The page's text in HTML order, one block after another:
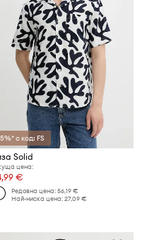
с код: FS
Solid
цена:
€
Редовна цена:56,19 €
Най-ниска цена:27,09 €